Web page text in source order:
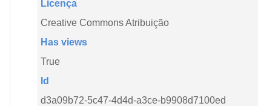
Licença
Creative Commons Atribuição
Has views
True
Id
d3a09b72-5c47-4d4d-a3ce-b9908d7100ed